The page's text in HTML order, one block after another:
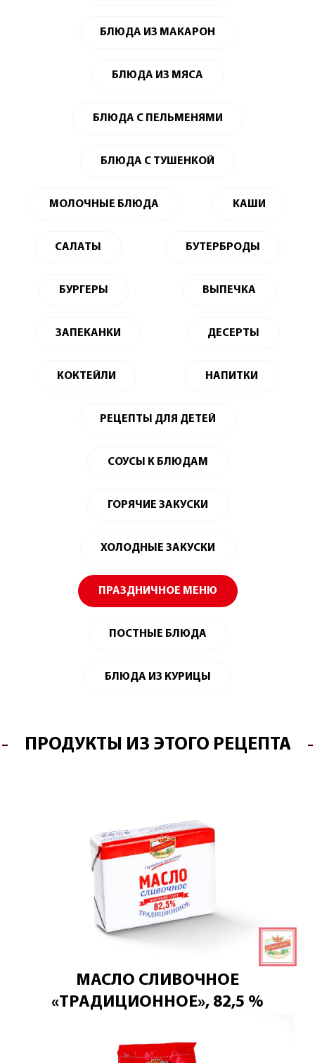
БЛЮДА ИЗ МАКАРОН
БЛЮДА ИЗ МЯСА
БЛЮДА С ПЕЛЬМЕНЯМИ
БЛЮДА С ТУШЕНКОЙ
МОЛОЧНЫЕ БЛЮДА КАШИ
САЛАТЫ БУТЕРБРОДЫ
БУРГЕРЫ ВЫПЕЧКА
ЗАПЕКАНКИ ДЕСЕРТЫ
КОКТЕЙЛИ НАПИТКИ
РЕЦЕПТЫ ДЛЯ ДЕТЕЙ
СОУСЫ К БЛЮДАМ
ГОРЯЧИЕ ЗАКУСКИ
ХОЛОДНЫЕ ЗАКУСКИ
ПРАЗДНИЧНОЕ МЕНЮ
ПОСТНЫЕ БЛЮДА
БЛЮДА ИЗ КУРИЦЫ
ПРОДУКТЫ ИЗ ЭТОГО РЕЦЕПТА
МАСЛО СЛИВОЧНОЕ
«ТРАДИЦИОННОЕ», 82,5 %